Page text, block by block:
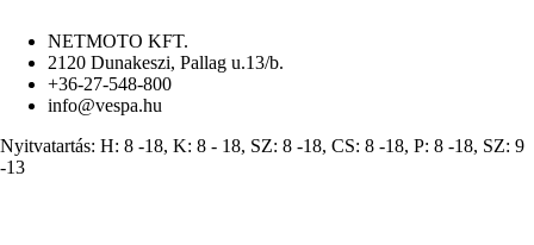
NETMOTO KFT.
2120 Dunakeszi, Pallag u.13/b.
+36-27-548-800
info@vespa.hu
Nyitvatartás: H: 8 -18, K: 8 - 18, SZ: 8 -18, CS: 8 -18, P: 8 -18, SZ: 9
-13